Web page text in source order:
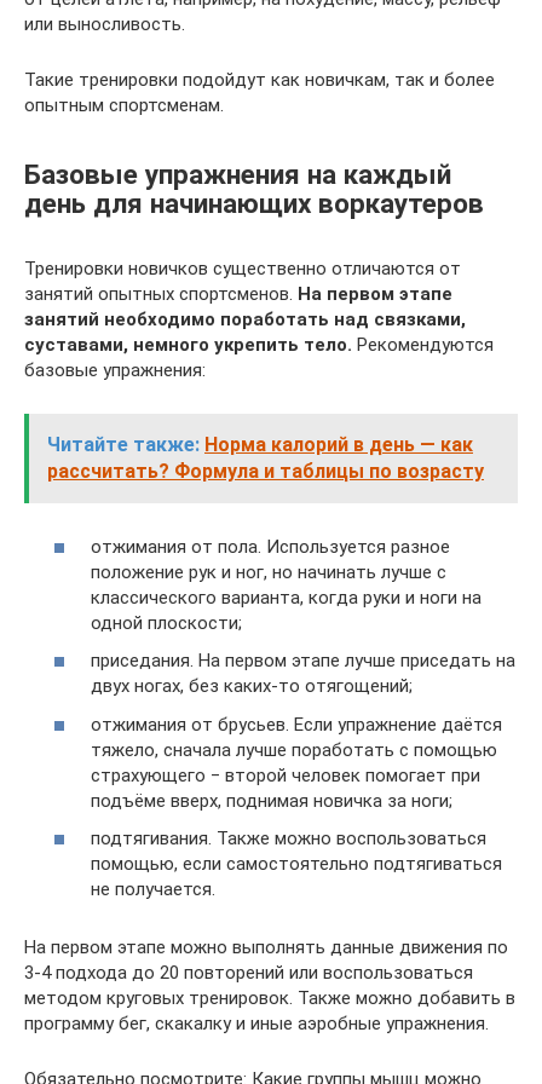
или выносливость.
Такие тренировки подойдут как новичкам, так и более
опытным спортсменам.
Базовые упражнения на каждый
день для начинающих воркаутеров
Тренировки новичков существенно отличаются от
занятий опытных спортсменов. На первом этапе
занятий необходимо поработать над связками,
суставами, немного укрепить тело. Рекомендуются
базовые упражнения:
Читайте также: Норма калорий в день — как
рассчитать? Формула и таблицы по возрасту
отжимания от пола. Используется разное
положение рук и ног, но начинать лучше с
классического варианта, когда руки и ноги на
одной плоскости;
приседания. На первом этапе лучше приседать на
двух ногах, без каких-то отягощений;
отжимания от брусьев. Если упражнение даётся
тяжело, сначала лучше поработать с помощью
страхующего ‒ второй человек помогает при
подъёме вверх, поднимая новичка за ноги;
подтягивания. Также можно воспользоваться
помощью, если самостоятельно подтягиваться
не получается.
На первом этапе можно выполнять данные движения по
3-4 подхода до 20 повторений или воспользоваться
методом круговых тренировок. Также можно добавить в
программу бег, скакалку и иные аэробные упражнения.
Обязательно посмотрите: Какие группы мышц можно